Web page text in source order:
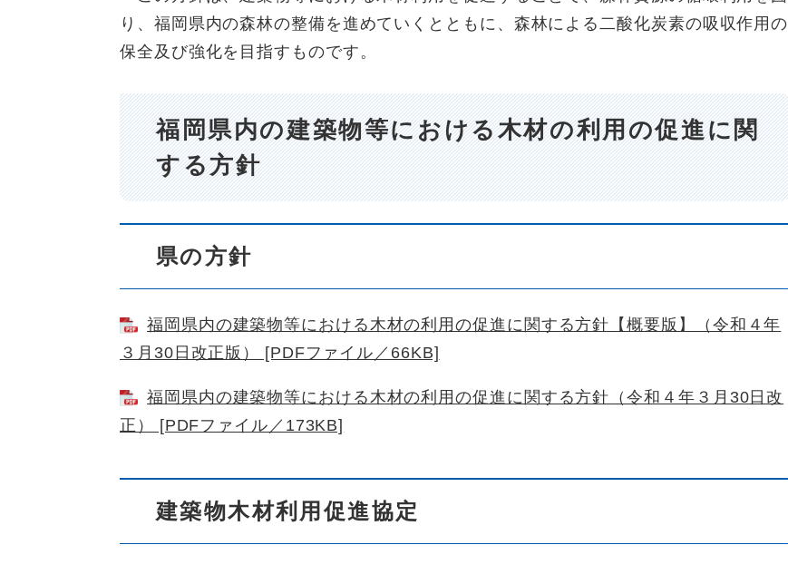
り、福岡県内の森林の整備を進めていくとともに、森林による二酸化炭素の吸収作用の
保全及び強化を目指すものです。
福岡県内の建築物等における木材の利用の促進に関
する方針
県の方針
福岡県内の建築物等における木材の利用の促進に関する方針【概要版】（令和４年
３月30日改正版） [PDFファイル／66KB]
福岡県内の建築物等における木材の利用の促進に関する方針（令和４年３月30日改
正） [PDFファイル／173KB]
建築物木材利用促進協定